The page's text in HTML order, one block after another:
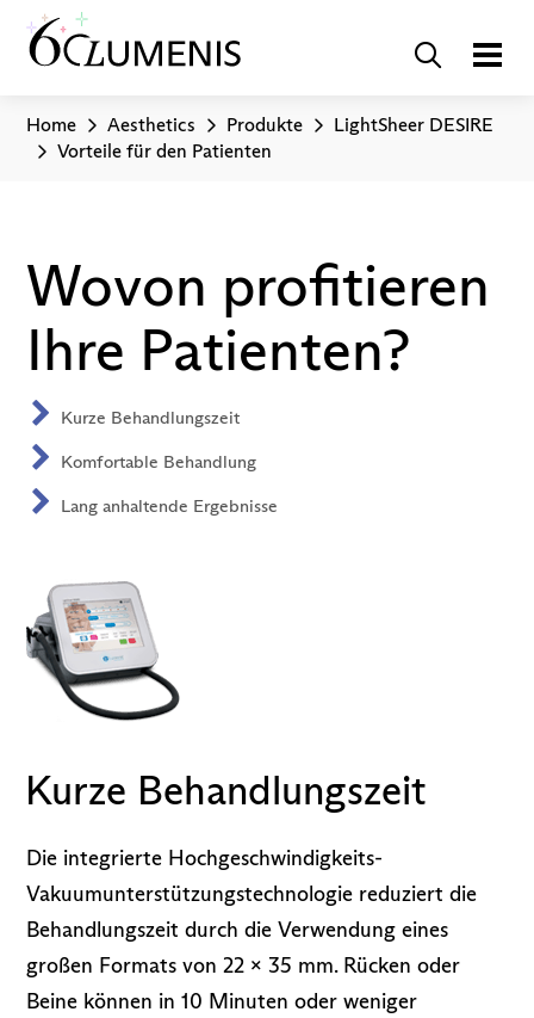
Home Aesthetics Produkte
LightSheer DESIRE
Vorteile für den Patienten
Wovon profitieren
Ihre Patienten?
Kurze Behandlungszeit
Komfortable Behandlung
Lang anhaltende Ergebnisse
Kurze Behandlungszeit
Die integrierte Hochgeschwindigkeits-
Vakuumunterstützungstechnologie reduziert die
Behandlungszeit durch die Verwendung eines
großen Formats von 22 x 35 mm. Rücken oder
Beine können in 10 Minuten oder weniger